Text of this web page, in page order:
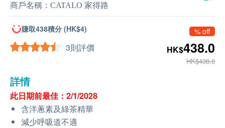
商戶名稱： CATALO 家得路
賺取438積分 (HK$4)
3則評價
% off
HK$438.0
HK$438.0
詳情
此日期前最佳：2/1/2028
含洋蔥素及綠茶精華
減少呼吸道不適